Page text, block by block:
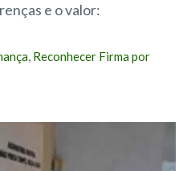
e o valor:
, Reconhecer Firma por